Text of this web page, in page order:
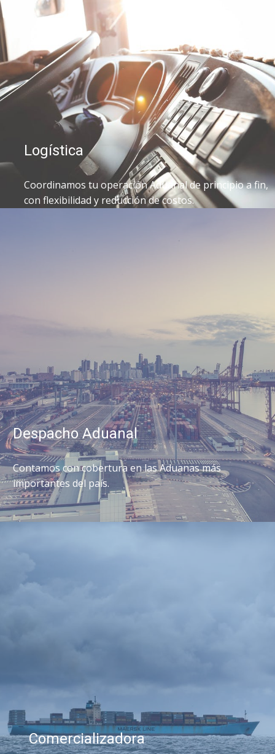
Logística
Coordinamos tu operación Aduanal de principio a fin,
con flexibilidad y reducción de costos.
Despacho Aduanal
Contamos con cobertura en las Aduanas más
importantes del país.
Comercializadora